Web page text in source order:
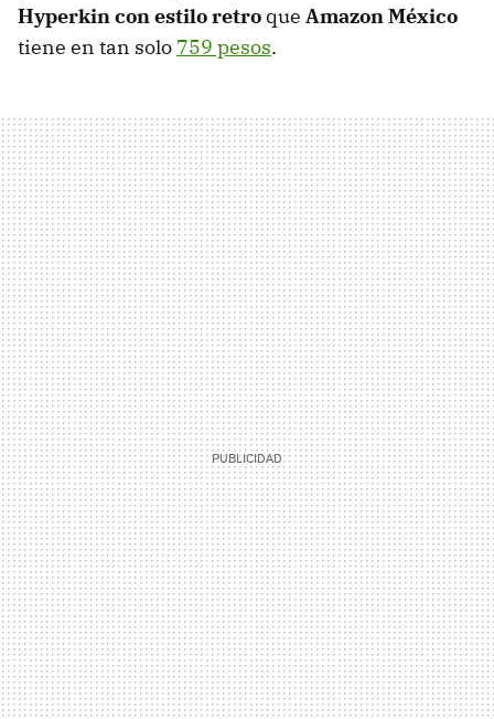
Hyperkin con estilo retro que Amazon México
tiene en tan solo 759 pesos.